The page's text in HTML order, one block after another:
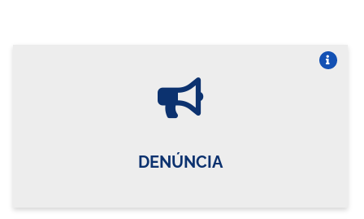
DENÚNCIA